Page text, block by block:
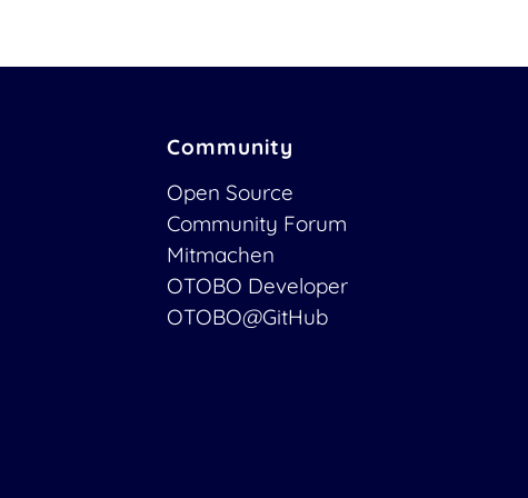
Community
Open Source
Community Forum
Mitmachen
OTOBO Developer
OTOBO@GitHub